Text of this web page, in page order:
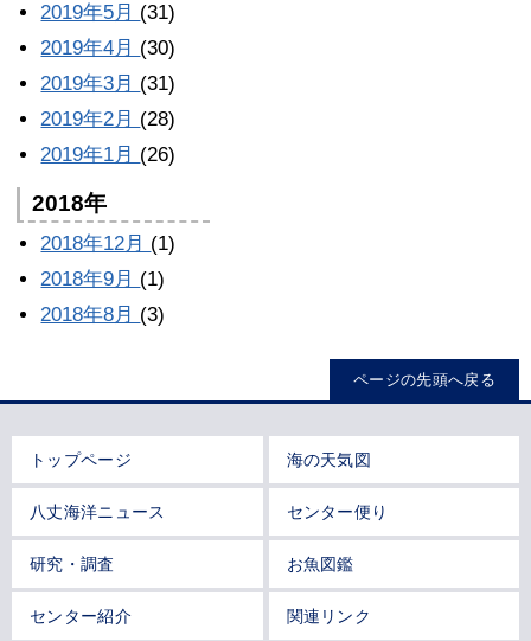
2019年5月 (31)
2019年4月 (30)
2019年3月 (31)
2019年2月 (28)
2019年1月 (26)
2018年
2018年12月 (1)
2018年9月 (1)
2018年8月 (3)
ページの先頭へ戻る
トップページ 海の天気図
八丈海洋ニュース センター便り
研究・調査 お魚図鑑
センター紹介 関連リンク